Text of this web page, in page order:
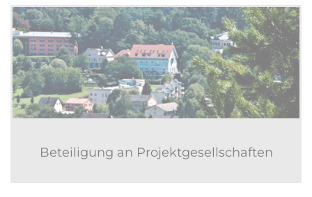
Beteiligung an Projektgesellschaften